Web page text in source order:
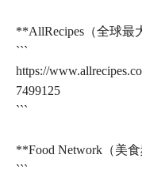
**AllRecipes（全球最
```
https://
7499125
```
**Food Network（美
```